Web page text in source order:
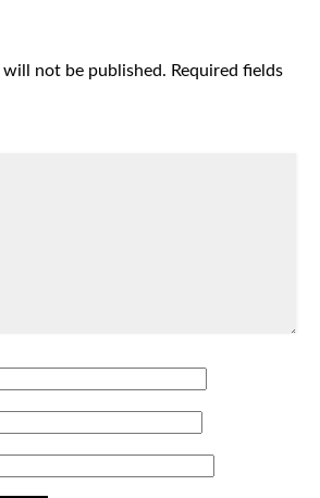
will not be published. Required fields